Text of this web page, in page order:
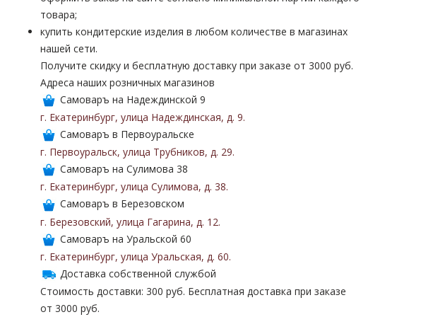
товара;
купить кондитерские изделия в любом количестве в магазинах
нашей сети.
Получите скидку и бесплатную доставку при заказе от 3000 руб.
Адреса наших розничных магазинов
Самоваръ на Надеждинской 9
г. Екатеринбург, улица Надеждинская, д. 9.
Самоваръ в Первоуральске
г. Первоуральск, улица Трубников, д. 29.
Самоваръ на Сулимова 38
г. Екатеринбург, улица Сулимова, д. 38.
Самоваръ в Березовском
г. Березовский, улица Гагарина, д. 12.
Самоваръ на Уральской 60
г. Екатеринбург, улица Уральская, д. 60.
Доставка собственной службой
Стоимость доставки: 300 руб. Бесплатная доставка при заказе
от 3000 руб.